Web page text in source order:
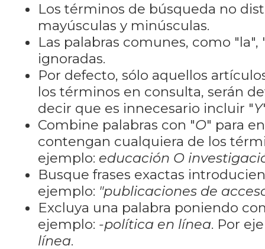
Los términos de búsqueda no
mayúsculas y minúsculas.
Las palabras comunes, como "la",
ignoradas.
Por defecto, sólo aquellos
los términos en consulta, serán
decir que es innecesario incluir "Y
Combine palabras con "O" para
contengan cualquiera de los
ejemplo: educación O
Busque frases exactas
ejemplo: "publicaciones de
Excluya una palabra poniendo
ejemplo: -política en línea. Por
línea.